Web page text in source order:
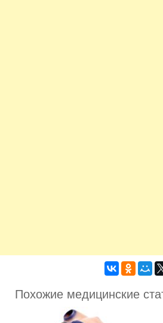
Похожие медицинские